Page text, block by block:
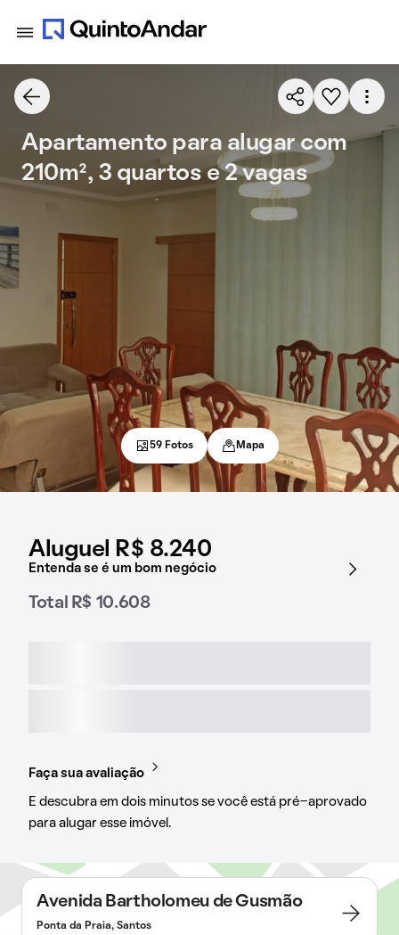
Aluguel R$ 8.240
Entenda se é um bom negócio
Total R$ 10.608
Faça sua avaliação
E descubra em dois minutos se você está pré-aprovado
para alugar esse imóvel.
Apartamento para alugar com
210m², 3 quartos e 2 vagas
59 Fotos Mapa
Avenida Bartholomeu de Gusmão
Ponta da Praia, Santos